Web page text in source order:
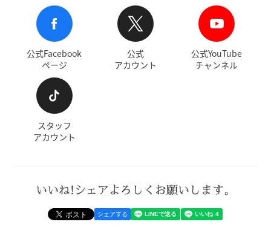
公式Facebook
ページ
公式
アカウント
公式YouTube
チャンネル
スタッフ
アカウント
いいね!シェアよろしくお願いします。
シェアする